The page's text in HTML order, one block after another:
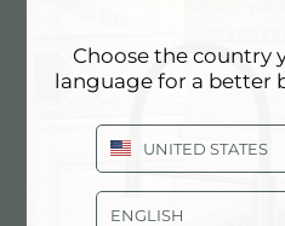
ÉVIER
ÉVIER
Choose the country
language for a better
UNITED STATES
ENGLISH